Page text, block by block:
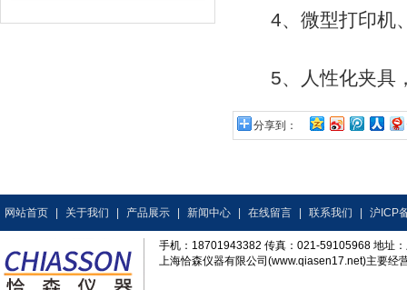
4、微型打印机、
5、人性化夹具，
分享到：
网站首页 关于我们 产品展示 新闻中心 在线留言 联系我们 沪ICP
手机：18701943382 传真：021-59105968 地址
上海恰森仪器有限公司(www.qiasen17.net)主要经